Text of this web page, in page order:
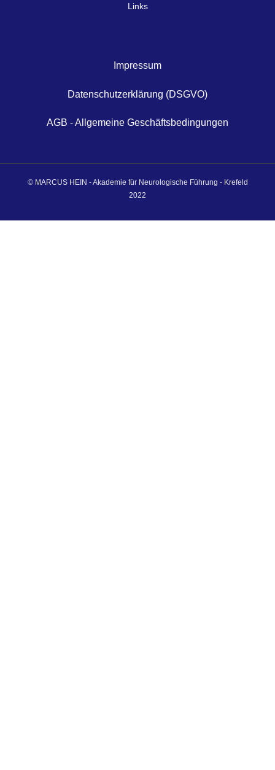
Links
Impressum
Datenschutzerklärung (DSGVO)
AGB - Allgemeine Geschäftsbedingungen
© MARCUS HEIN - Akademie für Neurologische Führung - Krefeld
2022